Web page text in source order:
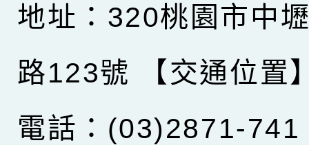
地址：320桃園市中
路123號
【交通位置
電話：(03)2871-741